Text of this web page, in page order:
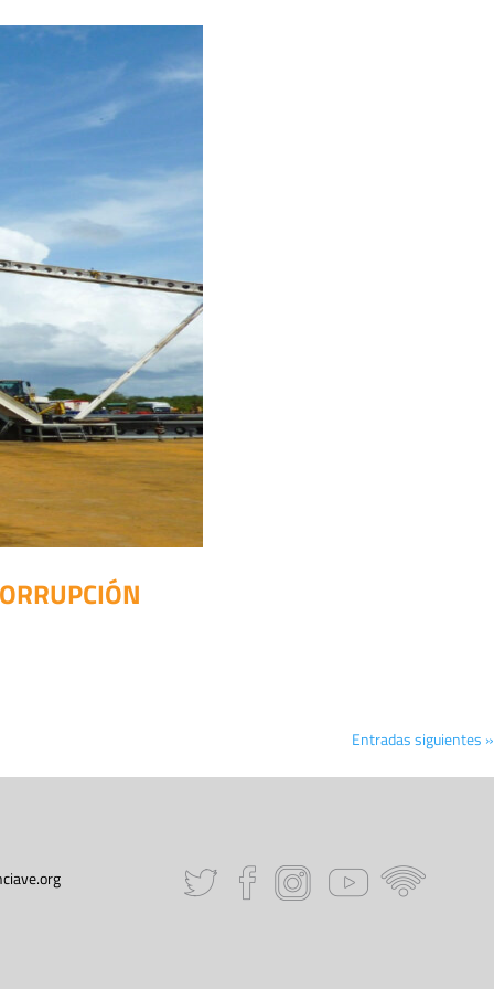
Entradas siguientes »